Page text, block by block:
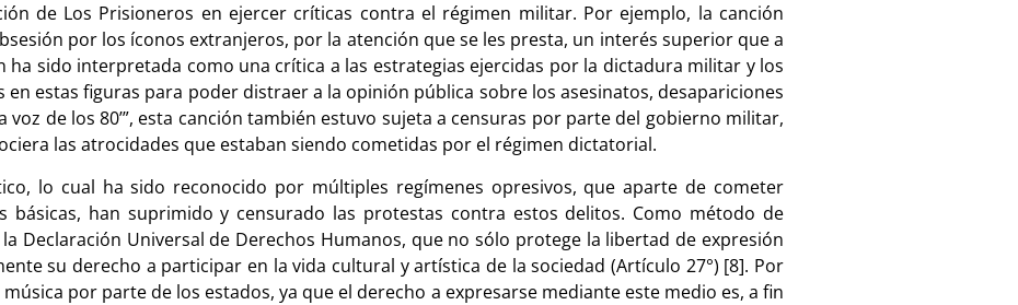
de Los Prisioneros en ejercer críticas contra el régimen militar. Por ejemplo, la canción
por los íconos extranjeros, por la atención que se les presta, un interés superior que a
sido interpretada como una crítica a las estrategias ejercidas por la dictadura militar y los
estas figuras para poder distraer a la opinión pública sobre los asesinatos, desapariciones
de los 80’”, esta canción también estuvo sujeta a censuras por parte del gobierno militar,
las atrocidades que estaban siendo cometidas por el régimen dictatorial.
lo cual ha sido reconocido por múltiples regímenes opresivos, que aparte de cometer
básicas, han suprimido y censurado las protestas contra estos delitos. Como método de
Declaración Universal de Derechos Humanos, que no sólo protege la libertad de expresión
su derecho a participar en la vida cultural y artística de la sociedad (Artículo 27°) [8]. Por
por parte de los estados, ya que el derecho a expresarse mediante este medio es, a fin